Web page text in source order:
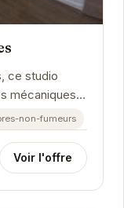
ce studio
mécaniques
Son...
non-fumeurs
Voir l'offre